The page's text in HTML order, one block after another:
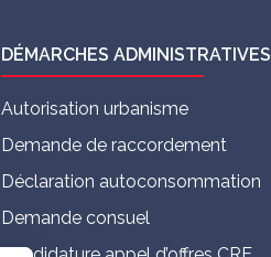
DÉMARCHES ADMINISTRATIVES
Autorisation urbanisme
Demande de raccordement
Déclaration autoconsommation
Demande consuel